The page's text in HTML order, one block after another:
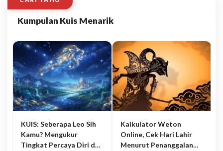
Kumpulan Kuis Menarik
KUIS: Seberapa Leo Sih
Kamu? Mengukur
Tingkat Percaya Diri dan
Kalkulator Weton
Online, Cek Hari Lahir
Menurut Penanggalan